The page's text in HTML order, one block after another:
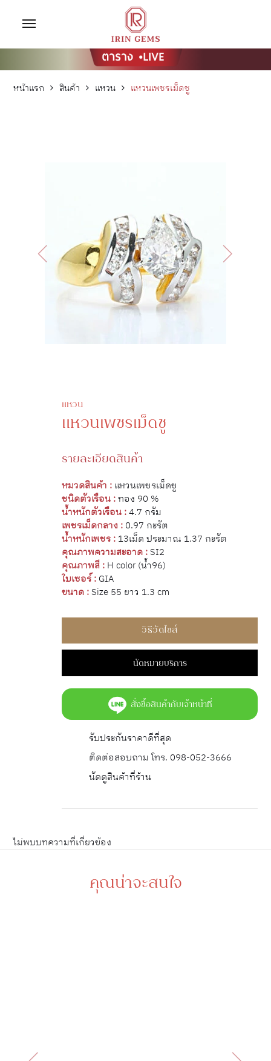
หน้าแรก สินค้า แหวน แหวนเพชรเม็ดชู
แหวน
แหวนเพชรเม็ดชู
รายละเอียดสินค้า
หมวดสินค้า : แหวนเพชรเม็ดชู
ชนิดตัวเรือน :ทอง 90 %
น้ำหนักตัวเรือน :4.7 กรัม
เพชรเม็ดกลาง : 0.97 กะรัต
น้ำหนักเพชร : 13เม็ด ประมาณ 1.37 กะรัต
คุณภาพความสะอาด : SI2
คุณภาพสี : H color (น้ำ96)
ใบเซอร์ : GIA
ขนาด : Size 55 ยาว 1.3 cm
วิธีวัดไซส์
นัดหมายบริการ
สั่งซื้อสินค้ากับเจ้าหน้าที่
รับประกันราคาดีที่สุด
ติดต่อสอบถาม โทร. 098-052-3666
นัดดูสินค้าที่ร้าน
ไม่พบบทความที่เกี่ยวข้อง
คุณน่าจะสนใจ